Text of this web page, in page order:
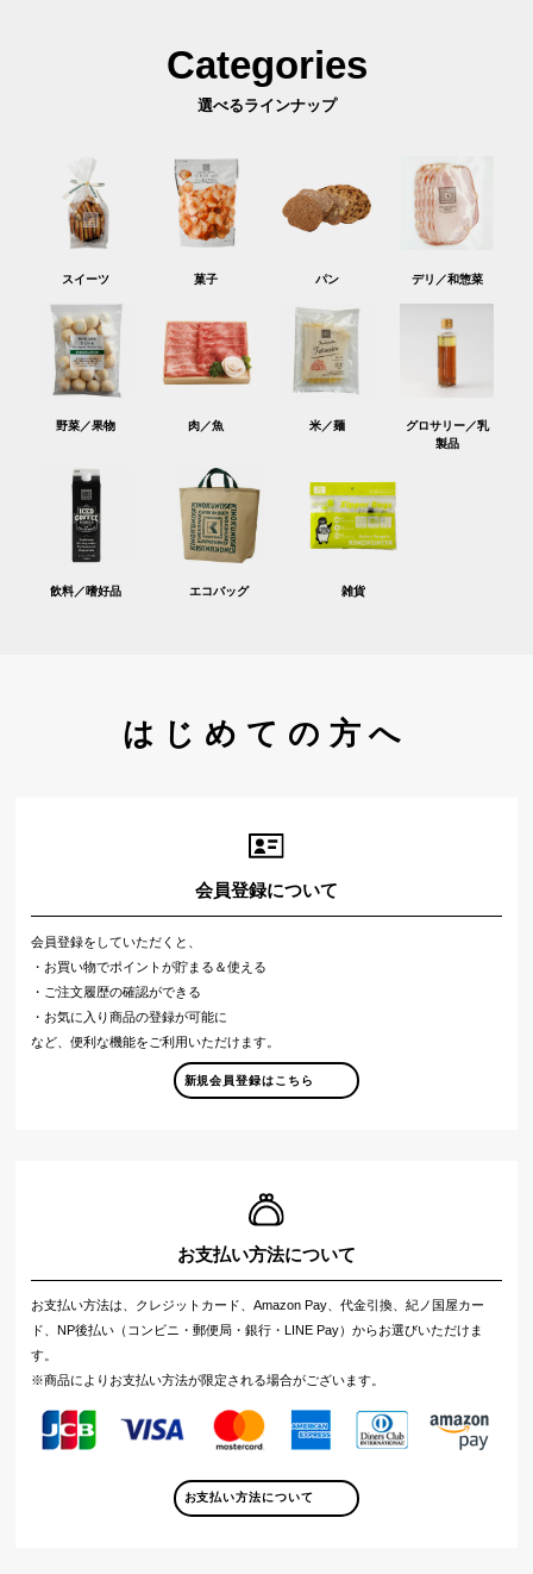
Categories
選べるラインナップ
スイーツ 菓子 パン デリ／和惣菜
野菜／果物 肉／魚 米／麺
グロサリー／乳
製品
飲料／嗜好品 エコバッグ 雑貨
はじめての方へ
会員登録について
会員登録をしていただくと、
・お買い物でポイントが貯まる＆使える
・ご注文履歴の確認ができる
・お気に入り商品の登録が可能に
など、便利な機能をご利用いただけます。
新規会員登録はこちら
お支払い方法について
お支払い方法は、クレジットカード、Amazon Pay、代金引換、紀ノ国屋カー
ド、NP後払い（コンビニ・郵便局・銀行・LINE Pay）からお選びいただけま
す。
※商品によりお支払い方法が限定される場合がございます。
お支払い方法について